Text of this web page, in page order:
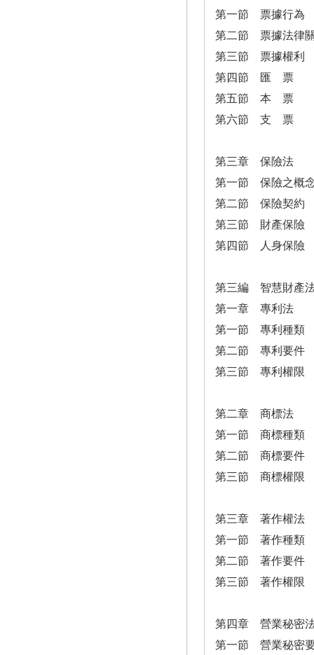
第一節 票據行為
第二節 票據法律
第三節 票據權利
第四節 匯 票
第五節 本 票
第六節 支 票
第三章 保險法
第一節 保險之概
第二節 保險契約
第三節 財產保險
第四節 人身保險
第三編 智慧財產
第一章 專利法
第一節 專利種類
第二節 專利要件
第三節 專利權限
第二章 商標法
第一節 商標種類
第二節 商標要件
第三節 商標權限
第三章 著作權法
第一節 著作種類
第二節 著作要件
第三節 著作權限
第四章 營業秘密
第一節 營業秘密